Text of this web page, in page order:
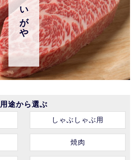
いがや
用途から選ぶ
しゃぶしゃぶ用
焼肉